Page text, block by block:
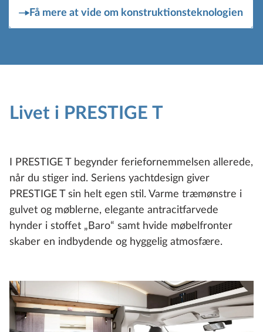
Få mere at vide om konstruktionsteknologien
Livet i PRESTIGE T
I PRESTIGE T begynder feriefornemmelsen allerede,
når du stiger ind. Seriens yachtdesign giver
PRESTIGE T sin helt egen stil. Varme træmønstre i
gulvet og møblerne, elegante antracitfarvede
hynder i stoffet „Baro“ samt hvide møbelfronter
skaber en indbydende og hyggelig atmosfære.